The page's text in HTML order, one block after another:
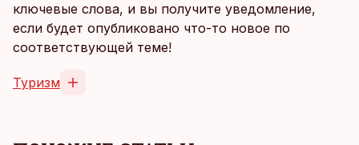
ключевые слова, и вы получите уведомление,
если будет опубликовано что-то новое по
соответствующей теме!
Туризм